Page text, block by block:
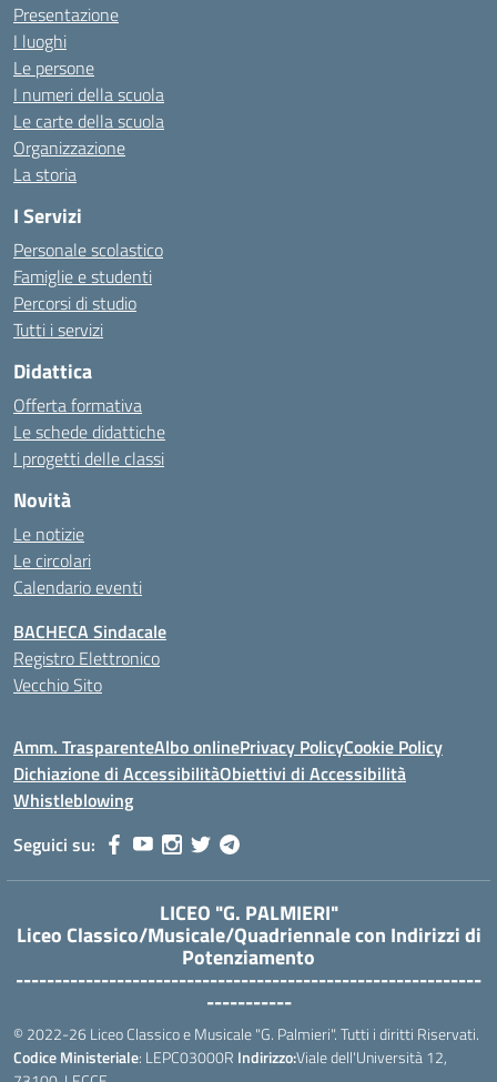
Presentazione
I luoghi
Le persone
I numeri della scuola
Le carte della scuola
Organizzazione
La storia
I Servizi
Personale scolastico
Famiglie e studenti
Percorsi di studio
Tutti i servizi
Didattica
Offerta formativa
Le schede didattiche
I progetti delle classi
Novità
Le notizie
Le circolari
Calendario eventi
BACHECA Sindacale
Registro Elettronico
Vecchio Sito
Amm. TrasparenteAlbo onlinePrivacy PolicyCookie Policy
Dichiazione di AccessibilitàObiettivi di Accessibilità
Whistleblowing
Seguici su:
LICEO "G. PALMIERI"
Liceo Classico/Musicale/Quadriennale con Indirizzi di
Potenziamento
------------------------------------------------------------
-----------
© 2022-26 Liceo Classico e Musicale "G. Palmieri". Tutti i diritti Riservati.
Codice Ministeriale: LEPC03000R Indirizzo:Viale dell'Università 12,